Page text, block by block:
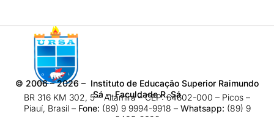
© 2006 – 2026 – Instituto de Educação Superior Raimundo
Sá – Faculdade R. Sá
BR 316 KM 302, 5 – Altamira – CEP: 64602-000 – Picos –
Piauí, Brasil – Fone: (89) 9 9994-9918​ – Whatsapp: (89) 9